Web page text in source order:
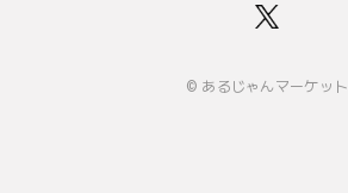
© あるじゃんマーケット